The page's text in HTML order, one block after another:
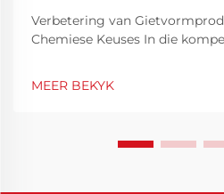
Verbetering van
Chemiese Keuses In die
prioriteit nie, maar ook 'n
MEER BEKYK